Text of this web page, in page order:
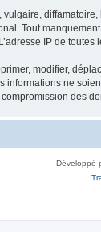
Tout
IP de
modifier,
ne
des
Développé